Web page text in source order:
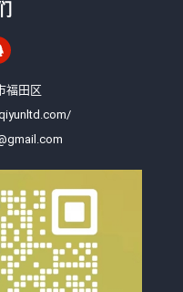
福田区